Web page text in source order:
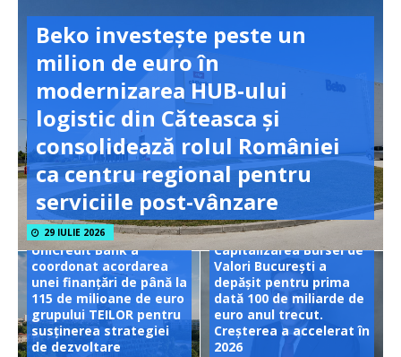
Beko investește peste un
milion de euro în
modernizarea HUB-ului
logistic din Căteasca și
consolidează rolul României
ca centru regional pentru
serviciile post-vânzare
29 IULIE 2026
UniCredit Bank a
coordonat acordarea
unei finanțări de până la
115 de milioane de euro
grupului TEILOR pentru
susținerea strategiei
de dezvoltare
Capitalizarea Bursei de
Valori București a
depășit pentru prima
dată 100 de miliarde de
euro anul trecut.
Creșterea a accelerat în
2026